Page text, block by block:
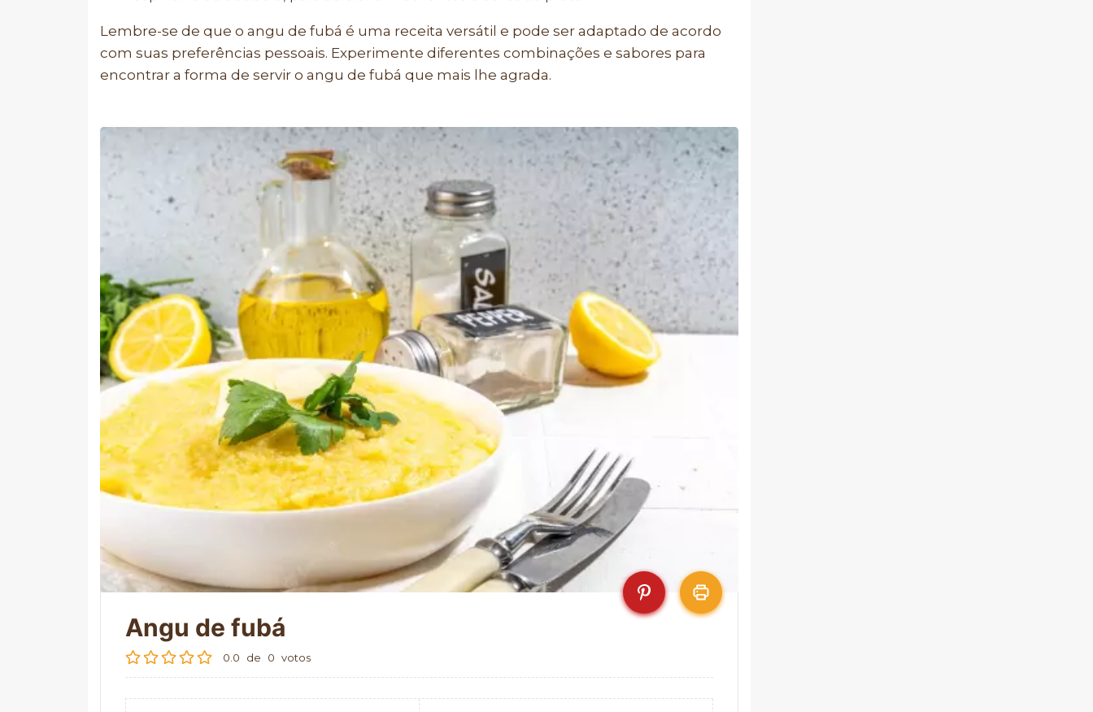
Lembre-se de que o angu de fubá é uma receita versátil e pode ser adaptado de acordo
com suas preferências pessoais. Experimente diferentes combinações e sabores para
encontrar a forma de servir o angu de fubá que mais lhe agrada.
Angu de fubá
0.0 de 0 votos